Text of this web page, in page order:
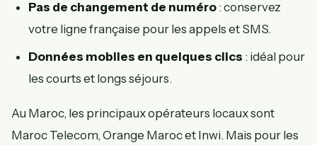
Pas de changement de numéro : conservez
votre ligne française pour les appels et SMS.
Données mobiles en quelques clics : idéal pour
les courts et longs séjours.
Au Maroc, les principaux opérateurs locaux sont
Maroc Telecom, Orange Maroc et Inwi. Mais pour les